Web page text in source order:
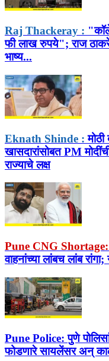
Raj Thackeray :
फी लाख रुपये"; राज
भाष्य...
Eknath Shinde :
खासदारांसोबत PM
राज्याचे लक्ष
Pune CNG Shortage:
वाहनांच्या लांबच लांब
Pune Police: पुणे
फोडणारे सायलेंसर अन्